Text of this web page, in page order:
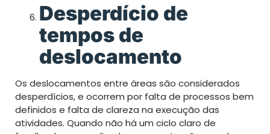
Desperdício de
tempos de
deslocamento
Os deslocamentos entre áreas são considerados
desperdícios, e ocorrem por falta de processos bem
definidos e falta de clareza na execução das
atividades. Quando não há um ciclo claro de